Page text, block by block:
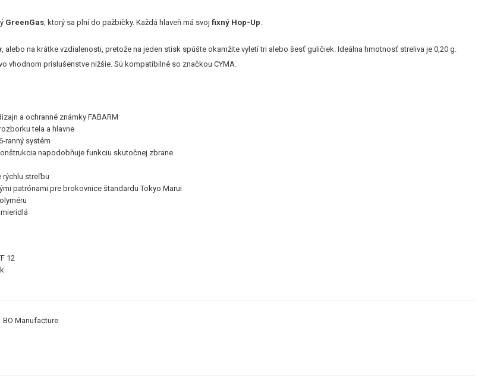
GreenGas, ktorý sa plní do pažbičky. Každá hlaveň má svojfixný Hop-Up.
, alebo na krátke vzdialenosti, pretože na jeden stisk spúšte okamžite vyletí tri alebo šesť guličiek. Ideálna hmotnosť streliva je 0,20 g.
vhodnom príslušenstve nižšie. Sú kompatibilné so značkou CYMA.
a ochranné známky FABARM
tela a hlavne
ranný systém
napodobňuje funkciu skutočnej zbrane
rýchlu streľbu
patrónami pre brokovnice štandardu Tokyo Marui
12
BO Manufacture